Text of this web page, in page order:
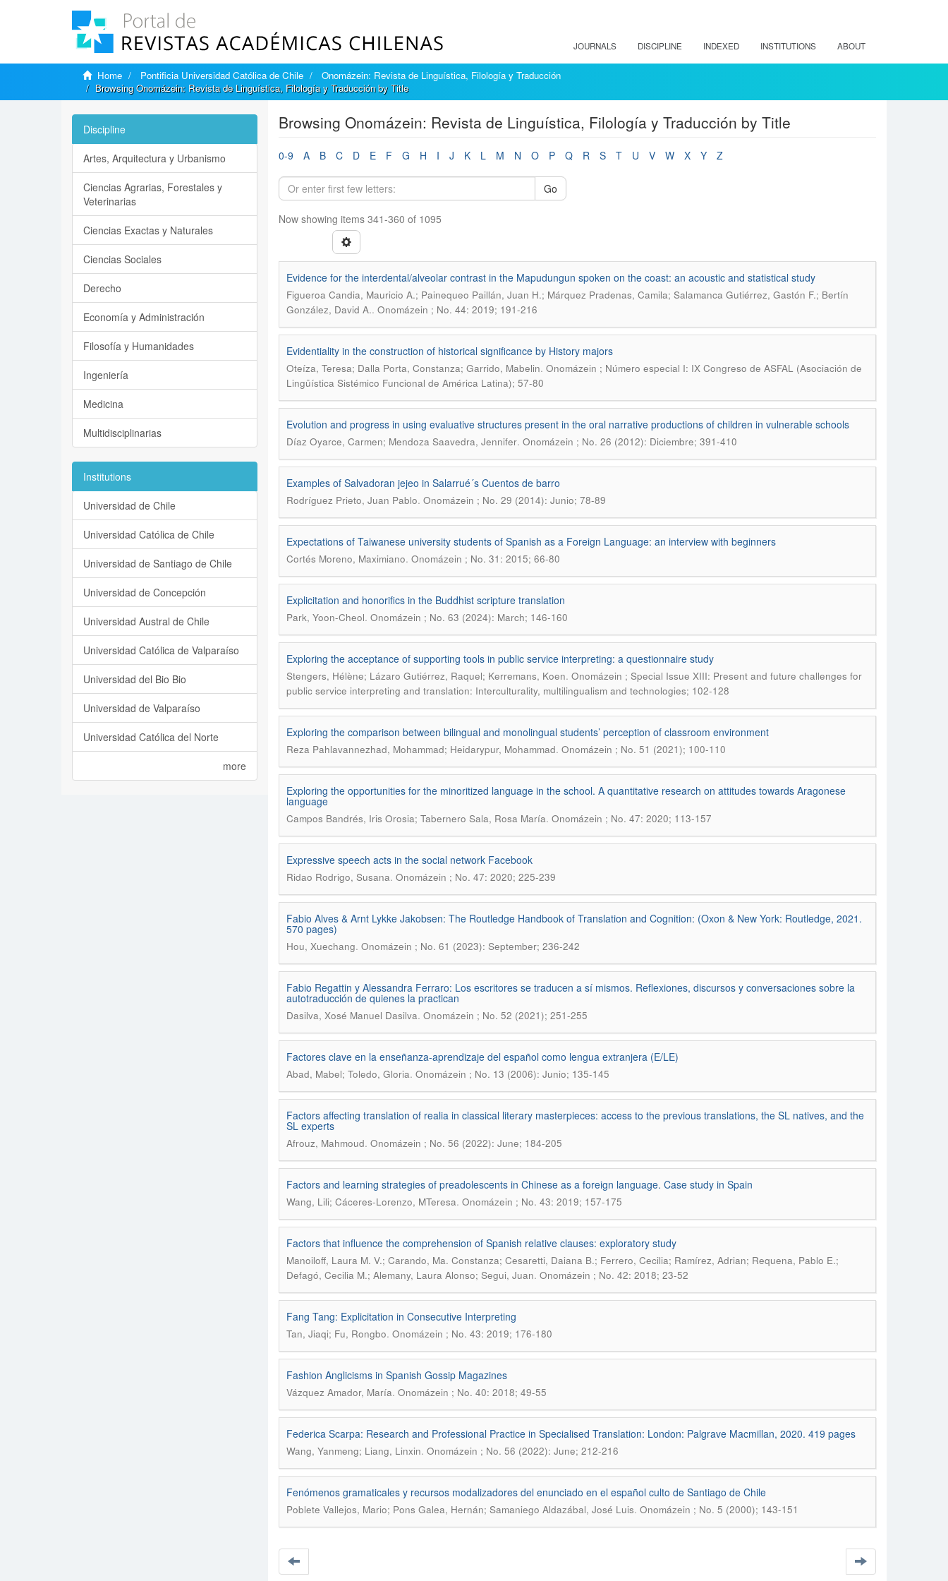
JOURNALS DISCIPLINE INDEXED INSTITUTIONS ABOUT
Home Pontificia Universidad Católica de Chile
Onomázein: Revista de Linguística, Filología y Traducción
Browsing Onomázein: Revista de Linguística, Filología y Traducción by Title
Browsing Onomázein: Revista de Linguística, Filología y Traducción by Title
0-9 A B C D E F G H I J K L M N O P Q R S T U V W X Y Z
Go
Now showing items 341-360 of 1095
Evidence for the interdental/alveolar contrast in the Mapudungun spoken on the coast: an acoustic and statistical study
Figueroa Candia, Mauricio A.; Painequeo Paillán, Juan H.; Márquez Pradenas, Camila; Salamanca Gutiérrez, Gastón F.; Bertín
González, David A.. Onomázein ; No. 44: 2019; 191-216
Evidentiality in the construction of historical significance by History majors
Oteíza, Teresa; Dalla Porta, Constanza; Garrido, Mabelin. Onomázein ; Número especial I: IX Congreso de ASFAL (Asociación de
Lingüística Sistémico Funcional de América Latina); 57-80
Evolution and progress in using evaluative structures present in the oral narrative productions of children in vulnerable schools
Díaz Oyarce, Carmen; Mendoza Saavedra, Jennifer. Onomázein ; No. 26 (2012): Diciembre; 391-410
Examples of Salvadoran jejeo in Salarrué´s Cuentos de barro
Rodríguez Prieto, Juan Pablo. Onomázein ; No. 29 (2014): Junio; 78-89
Expectations of Taiwanese university students of Spanish as a Foreign Language: an interview with beginners
Cortés Moreno, Maximiano. Onomázein ; No. 31: 2015; 66-80
Explicitation and honorifics in the Buddhist scripture translation
Park, Yoon-Cheol. Onomázein ; No. 63 (2024): March; 146-160
Exploring the acceptance of supporting tools in public service interpreting: a questionnaire study
Stengers, Hélène; Lázaro Gutiérrez, Raquel; Kerremans, Koen. Onomázein ; Special Issue XIII: Present and future challenges for
public service interpreting and translation: Interculturality, multilingualism and technologies; 102-128
Exploring the comparison between bilingual and monolingual students’ perception of classroom environment
Reza Pahlavannezhad, Mohammad; Heidarypur, Mohammad. Onomázein ; No. 51 (2021); 100-110
Exploring the opportunities for the minoritized language in the school. A quantitative research on attitudes towards Aragonese
language
Campos Bandrés, Iris Orosia; Tabernero Sala, Rosa María. Onomázein ; No. 47: 2020; 113-157
Expressive speech acts in the social network Facebook
Ridao Rodrigo, Susana. Onomázein ; No. 47: 2020; 225-239
Fabio Alves & Arnt Lykke Jakobsen: The Routledge Handbook of Translation and Cognition: (Oxon & New York: Routledge, 2021.
570 pages)
Hou, Xuechang. Onomázein ; No. 61 (2023): September; 236-242
Fabio Regattin y Alessandra Ferraro: Los escritores se traducen a sí mismos. Reflexiones, discursos y conversaciones sobre la
autotraducción de quienes la practican
Dasilva, Xosé Manuel Dasilva. Onomázein ; No. 52 (2021); 251-255
Factores clave en la enseñanza-aprendizaje del español como lengua extranjera (E/LE)
Abad, Mabel; Toledo, Gloria. Onomázein ; No. 13 (2006): Junio; 135-145
Factors affecting translation of realia in classical literary masterpieces: access to the previous translations, the SL natives, and the
SL experts
Afrouz, Mahmoud. Onomázein ; No. 56 (2022): June; 184-205
Factors and learning strategies of preadolescents in Chinese as a foreign language. Case study in Spain
Wang, Lili; Cáceres-Lorenzo, MTeresa. Onomázein ; No. 43: 2019; 157-175
Factors that influence the comprehension of Spanish relative clauses: exploratory study
Manoiloff, Laura M. V.; Carando, Ma. Constanza; Cesaretti, Daiana B.; Ferrero, Cecilia; Ramírez, Adrian; Requena, Pablo E.;
Defagó, Cecilia M.; Alemany, Laura Alonso; Segui, Juan. Onomázein ; No. 42: 2018; 23-52
Fang Tang: Explicitation in Consecutive Interpreting
Tan, Jiaqi; Fu, Rongbo. Onomázein ; No. 43: 2019; 176-180
Fashion Anglicisms in Spanish Gossip Magazines
Vázquez Amador, María. Onomázein ; No. 40: 2018; 49-55
Federica Scarpa: Research and Professional Practice in Specialised Translation: London: Palgrave Macmillan, 2020. 419 pages
Wang, Yanmeng; Liang, Linxin. Onomázein ; No. 56 (2022): June; 212-216
Fenómenos gramaticales y recursos modalizadores del enunciado en el español culto de Santiago de Chile
Poblete Vallejos, Mario; Pons Galea, Hernán; Samaniego Aldazábal, José Luis. Onomázein ; No. 5 (2000); 143-151
Discipline
Artes, Arquitectura y Urbanismo
Ciencias Agrarias, Forestales y
Veterinarias
Ciencias Exactas y Naturales
Ciencias Sociales
Derecho
Economía y Administración
Filosofía y Humanidades
Ingeniería
Medicina
Multidisciplinarias
Institutions
Universidad de Chile
Universidad Católica de Chile
Universidad de Santiago de Chile
Universidad de Concepción
Universidad Austral de Chile
Universidad Católica de Valparaíso
Universidad del Bio Bio
Universidad de Valparaíso
Universidad Católica del Norte
more